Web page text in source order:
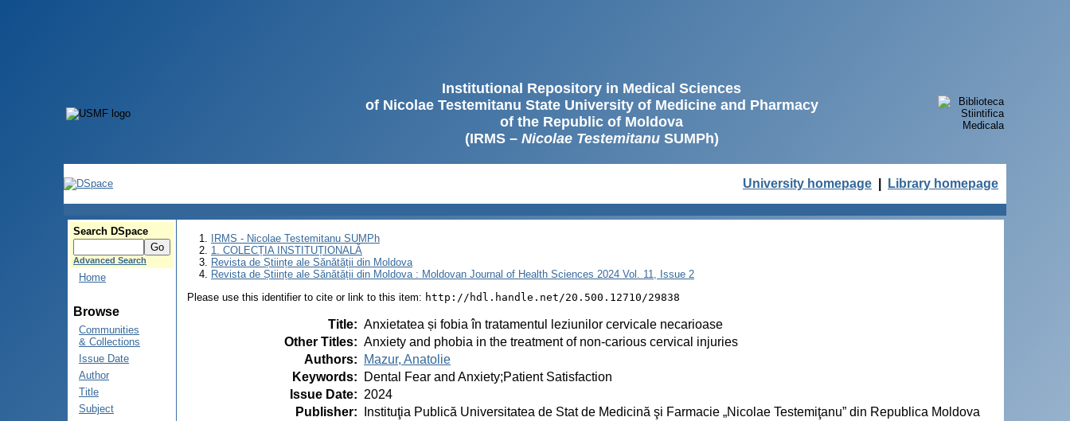
Institutional Repository in Medical Sciences
of Nicolae Testemitanu State University of Medicine and Pharmacy
of the Republic of Moldova
(IRMS – Nicolae TestemitanuSUMPh)
University homepage Library homepage
Search DSpace
Advanced Search
Home
Browse
Communities
& Collections
Issue Date
Author
Title
Subject
IRMS - Nicolae Testemitanu SUMPh
1. COLECȚIA INSTITUȚIONALĂ
Revista de Științe ale Sănătății din Moldova
Revista de Științe ale Sănătății din Moldova : Moldovan Journal of Health Sciences 2024 Vol. 11, Issue 2
Please use this identifier to cite or link to this item: http://hdl.handle.net/20.500.12710/29838
Title: Anxietatea și fobia în tratamentul leziunilor cervicale necarioase
Other Titles: Anxiety and phobia in the treatment of non-carious cervical injuries
Authors:
Mazur, Anatolie
Keywords:
Dental Fear and Anxiety;Patient Satisfaction
Issue Date: 2024
Publisher:
Instituţia Publică Universitatea de Stat de Medicină şi Farmacie „Nicolae Testemiţanu” din Republica Moldova